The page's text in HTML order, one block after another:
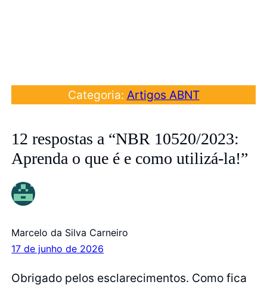
Categoria: Artigos ABNT
12 respostas a “NBR 10520/2023:
Aprenda o que é e como utilizá-la!”
Marcelo da Silva Carneiro
17 de junho de 2026
Obrigado pelos esclarecimentos. Como fica